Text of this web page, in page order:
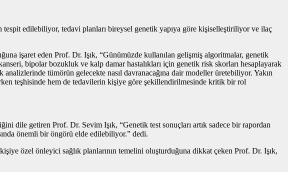
edilebiliyor, tedavi planları bireysel genetik yapıya göre kişiselleştiriliyor ve ilaç
işaret eden Prof. Dr. Işık, “Günümüzde kullanılan gelişmiş algoritmalar, genetik
bipolar bozukluk ve kalp damar hastalıkları için genetik risk skorları hesaplayarak
tümörün gelecekte nasıl davranacağına dair modeller üretebiliyor. Yakın
teşhisinde hem de tedavilerin kişiye göre şekillendirilmesinde kritik bir rol
dile getiren Prof. Dr. Sevim Işık, “Genetik test sonuçları artık sadece bir rapordan
önemli bir öngörü elde edilebiliyor.” dedi.
özel önleyici sağlık planlarının temelini oluşturduğuna dikkat çeken Prof. Dr. Işık,